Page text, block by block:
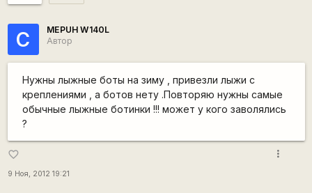
С
MEPUH W140L
Автор
Нужны лыжные боты на зиму , привезли лыжи с
креплениями , а ботов нету .Повторяю нужны самые
обычные лыжные ботинки !!! может у кого заволялись
?
favorite_border
9 Ноя, 2012 19:21
more_vert